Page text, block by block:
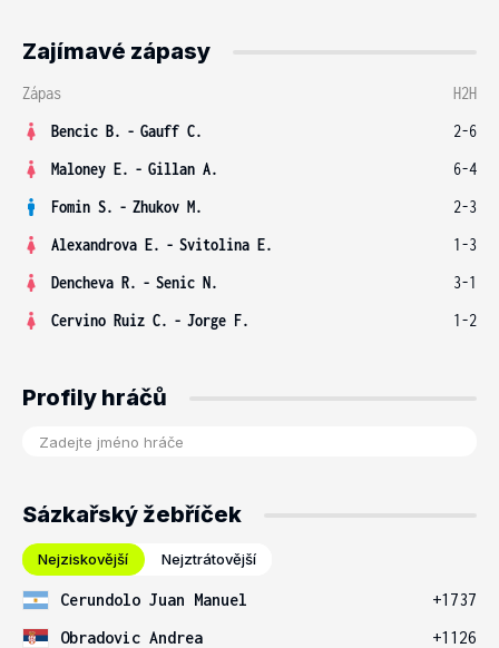
Zajímavé zápasy
Zápas
H2H
Bencic B. - Gauff C.
2-6
Maloney E. - Gillan A.
6-4
Fomin S. - Zhukov M.
2-3
Alexandrova E. - Svitolina E.
1-3
Dencheva R. - Senic N.
3-1
Cervino Ruiz C. - Jorge F. 1-2
Profily hráčů
Sázkařský žebříček
Nejziskovější Nejztrátovější
Cerundolo Juan Manuel
+1737
Obradovic Andrea
+1126